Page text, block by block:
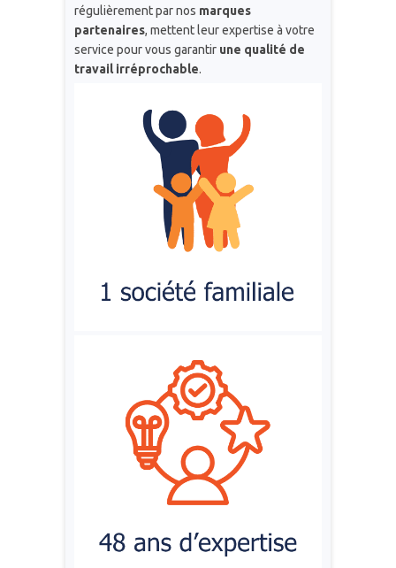
régulièrement par nos marques
partenaires, mettent leur expertise à votre
service pour vous garantir une qualité de
travail irréprochable.